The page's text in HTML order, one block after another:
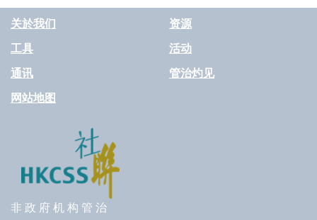
关於我们 资源
工具 活动
通讯 管治灼见
网站地图
非 政 府 机 构 管 治